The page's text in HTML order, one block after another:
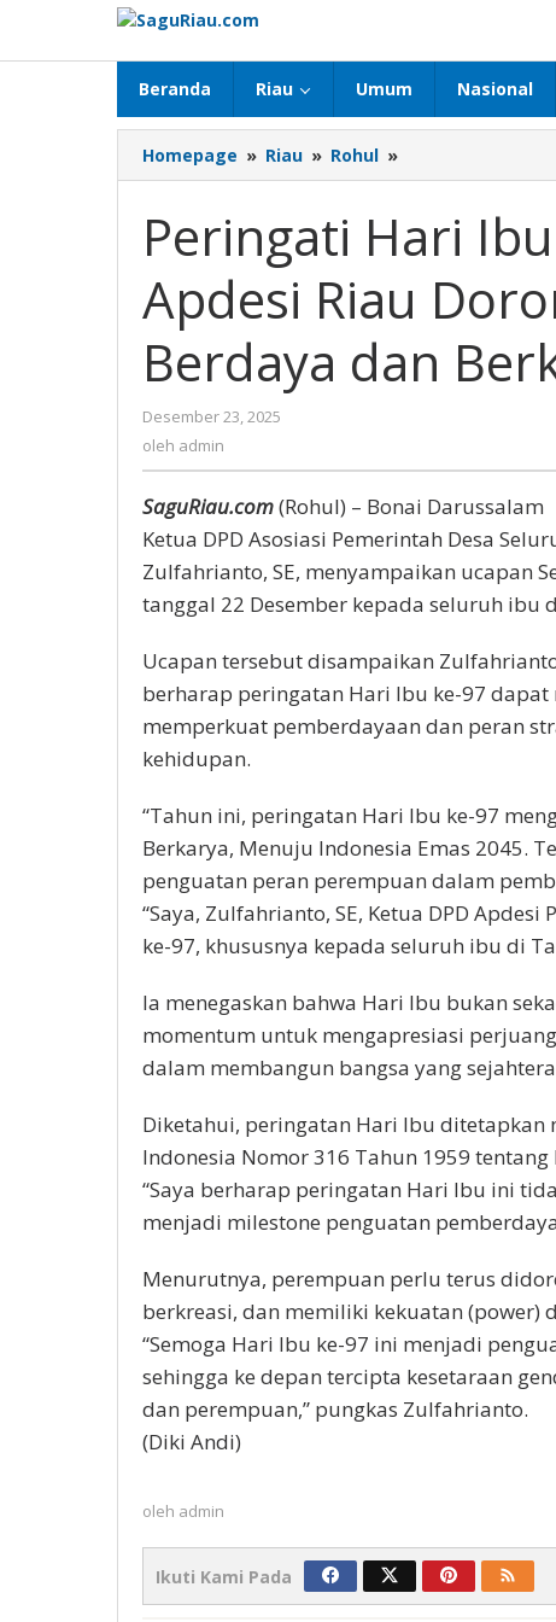
konten
Beranda Riau Umum Nasional
Homepage » Riau » Rohul »
Hari
ke-
97,
Ketua
DPD
Riau
Dorong
Peringati Hari
Apdesi Riau
Berdaya dan
Desember 23, 2025
oleh admin
SaguRiau.com(Rohul) – Bonai Darussalam
Ketua DPD Asosiasi Pemerintah Desa
Zulfahrianto, SE, menyampaikan ucapan
tanggal 22 Desember kepada seluruh ibu
Ucapan tersebut disampaikan
berharap peringatan Hari Ibu ke-97
memperkuat pemberdayaan dan peran
kehidupan.
“Tahun ini, peringatan Hari Ibu ke-97
Berkarya, Menuju Indonesia Emas 2045.
penguatan peran perempuan dalam
“Saya, Zulfahrianto, SE, Ketua DPD
ke-97, khususnya kepada seluruh ibu di
Ia menegaskan bahwa Hari Ibu bukan
momentum untuk mengapresiasi
dalam membangun bangsa yang
Diketahui, peringatan Hari Ibu ditetapkan
Indonesia Nomor 316 Tahun 1959
“Saya berharap peringatan Hari Ibu ini
menjadi milestone penguatan
Menurutnya, perempuan perlu terus
berkreasi, dan memiliki kekuatan (power)
“Semoga Hari Ibu ke-97 ini menjadi
sehingga ke depan tercipta kesetaraan
dan perempuan,” pungkas Zulfahrianto.
(Diki Andi)
oleh admin
Ikuti Kami Pada